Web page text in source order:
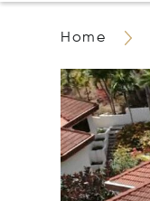
Home